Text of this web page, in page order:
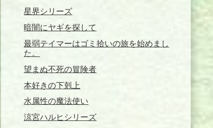
星界シリーズ
暗闇にヤギを探して
最弱テイマーはゴミ拾いの旅を始めまし
た。
望まぬ不死の冒険者
本好きの下剋上
水属性の魔法使い
涼宮ハルヒシリーズ